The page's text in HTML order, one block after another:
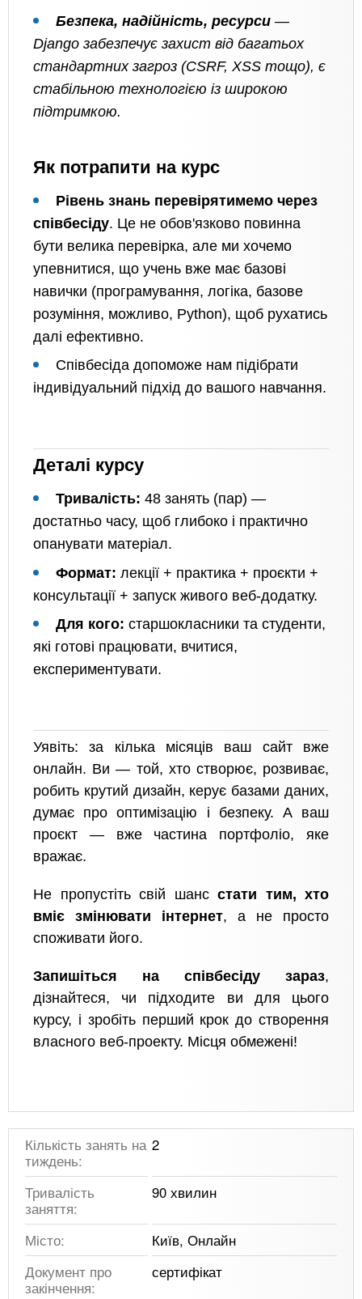
Безпека, надійність, ресурси —
Django забезпечує захист від багатьох
стандартних загроз (CSRF, XSS тощо), є
стабільною технологією із широкою
підтримкою.
Як потрапити на курс
Рівень знань перевірятимемо через
співбесіду. Це не обов'язково повинна
бути велика перевірка, але ми хочемо
упевнитися, що учень вже має базові
навички (програмування, логіка, базове
розуміння, можливо, Python), щоб рухатись
далі ефективно.
Співбесіда допоможе нам підібрати
індивідуальний підхід до вашого навчання.
Деталі курсу
Тривалість: 48 занять (пар) —
достатньо часу, щоб глибоко і практично
опанувати матеріал.
Формат: лекції + практика + проєкти +
консультації + запуск живого веб-додатку.
Для кого: старшокласники та студенти,
які готові працювати, вчитися,
експериментувати.
Уявіть: за кілька місяців ваш сайт вже
онлайн. Ви — той, хто створює, розвиває,
робить крутий дизайн, керує базами даних,
думає про оптимізацію і безпеку. А ваш
проєкт — вже частина портфоліо, яке
вражає.
Не пропустіть свій шанс стати тим, хто
вміє змінювати інтернет, а не просто
споживати його.
Запишіться на співбесіду зараз,
дізнайтеся, чи підходите ви для цього
курсу, і зробіть перший крок до створення
власного веб-проекту. Місця обмежені!
Кількість занять на
тиждень:
2
Тривалість
заняття:
90 хвилин
Місто:
Київ, Онлайн
Документ про
закінчення:
сертифікат